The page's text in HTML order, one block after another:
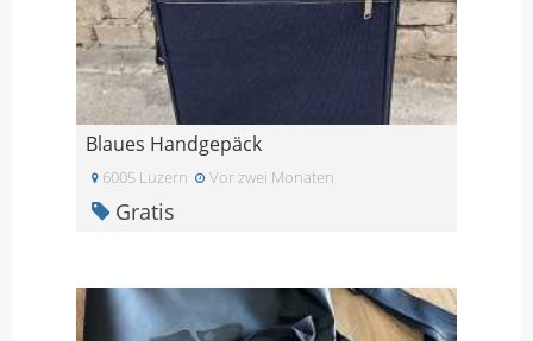
Blaues Handgepäck
6005 Luzern Vor zwei Monaten
Gratis